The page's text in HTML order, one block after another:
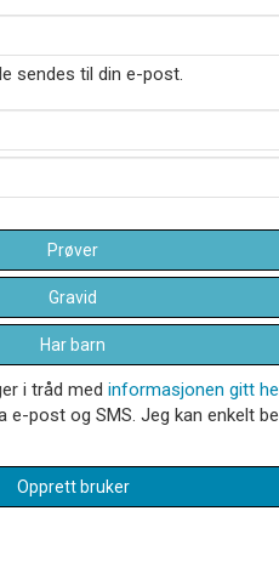
sendes til din e-post.
Prøver
Gravid
Har barn
i tråd med informasjonen gitt
post og SMS. Jeg kan enkelt
Opprett bruker